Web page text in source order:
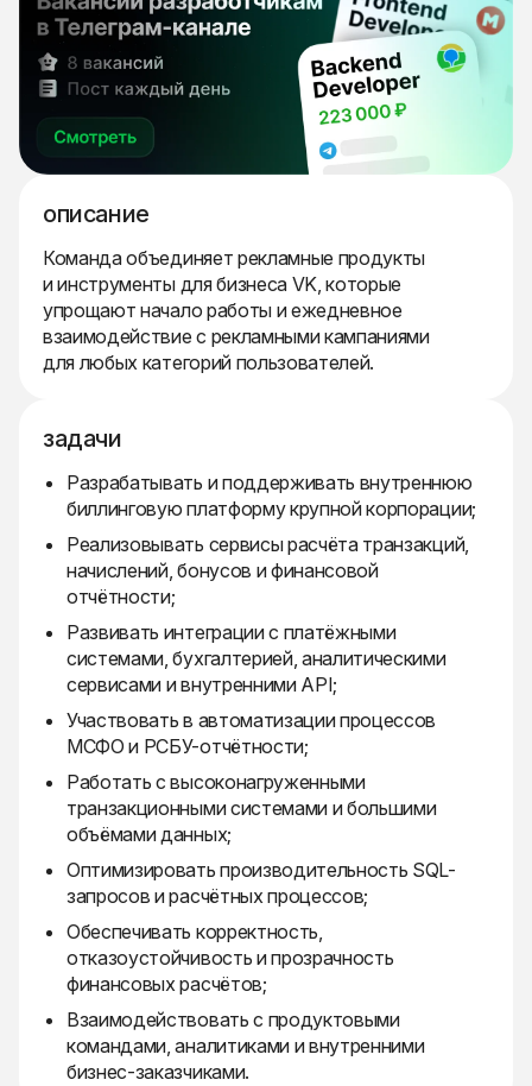
описание
Команда объединяет рекламные продукты
и инструменты для бизнеса VK, которые
упрощают начало работы и ежедневное
взаимодействие с рекламными кампаниями
для любых категорий пользователей.
задачи
Разрабатывать и поддерживать внутреннюю
биллинговую платформу крупной корпорации;
Реализовывать сервисы расчёта транзакций,
начислений, бонусов и финансовой
отчётности;
Развивать интеграции с платёжными
системами, бухгалтерией, аналитическими
сервисами и внутренними API;
Участвовать в автоматизации процессов
МСФО и РСБУ-отчётности;
Работать с высоконагруженными
транзакционными системами и большими
объёмами данных;
Оптимизировать производительность SQL-
запросов и расчётных процессов;
Обеспечивать корректность,
отказоустойчивость и прозрачность
финансовых расчётов;
Взаимодействовать с продуктовыми
командами, аналитиками и внутренними
бизнес-заказчиками.